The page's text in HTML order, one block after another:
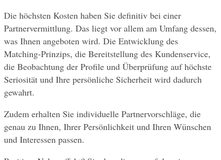
Die höchsten Kosten haben Sie definitiv bei einer
Partnervermittlung. Das liegt vor allem am Umfang dessen,
was Ihnen angeboten wird. Die Entwicklung des
Matching-Prinzips, die Bereitstellung des Kundenservice,
die Beobachtung der Profile und Überprüfung auf höchste
Seriosität und Ihre persönliche Sicherheit wird dadurch
gewahrt.
Zudem erhalten Sie individuelle Partnervorschläge, die
genau zu Ihnen, Ihrer Persönlichkeit und Ihren Wünschen
und Interessen passen.